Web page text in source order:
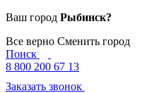
Ваш город Рыбинск?
Все верно Сменить город
Поиск
8 800 200 67 13
Заказать звонок